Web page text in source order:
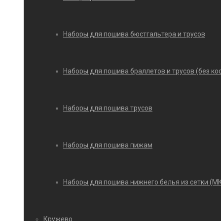
Наборы для пошива бюстгальтера и трусов
Наборы для пошива браллетов и трусов (без
Наборы для пошива трусов
Наборы для пошива пижам
Наборы для пошива нижнего белья из сетки
Кружево